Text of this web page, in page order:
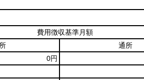
費用徴収基準月額
通所
0円